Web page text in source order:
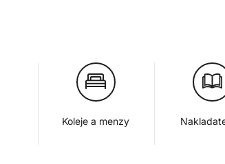
Koleje a menzy